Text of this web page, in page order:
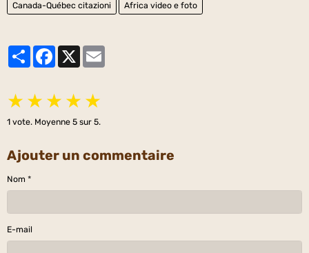
Canada-Québec citazioni
Africa video e foto
PartagerFacebook
★ ★ ★ ★ ★
1 vote. Moyenne 5 sur 5.
Ajouter un commentaire
Nom
E-mail